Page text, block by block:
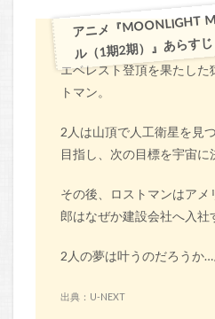
アニメ『MOONLIGHT
ル（1期2期）』あらすじ
エベレスト登頂を果たした
トマン。
2人は山頂で人工衛星を見
目指し、次の目標を宇宙に
その後、ロストマンはア
郎はなぜか建設会社へ入社
2人の夢は叶うのだろうか…
出典：U-NEXT